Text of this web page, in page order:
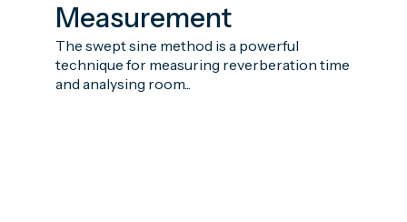
Measurement
The swept sine method is a powerful
technique for measuring reverberation time
and analysing room...